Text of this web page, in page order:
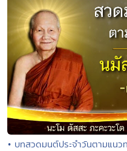
• บทสวดมนต์ประจำวันตามแน